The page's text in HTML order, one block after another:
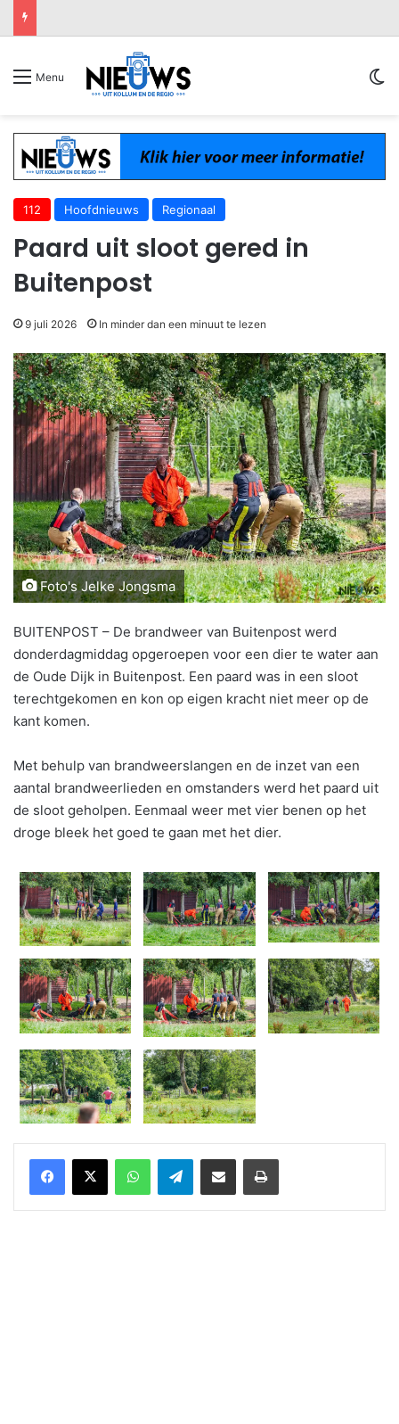
Menu
112 Hoofdnieuws Regionaal
Paard uit sloot gered in
Buitenpost
9 juli 2026 In minder dan een minuut te lezen
Foto's Jelke Jongsma
BUITENPOST – De brandweer van Buitenpost werd
donderdagmiddag opgeroepen voor een dier te water aan
de Oude Dijk in Buitenpost. Een paard was in een sloot
terechtgekomen en kon op eigen kracht niet meer op de
kant komen.
Met behulp van brandweerslangen en de inzet van een
aantal brandweerlieden en omstanders werd het paard uit
de sloot geholpen. Eenmaal weer met vier benen op het
droge bleek het goed te gaan met het dier.
WhatsAppTelegramDelen via Email Print